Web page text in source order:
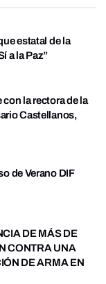
estatal de la
a la Paz”
con la rectora de la
Castellanos,
de Verano DIF
DE MÁS DE
CONTRA UNA
DE ARMA EN